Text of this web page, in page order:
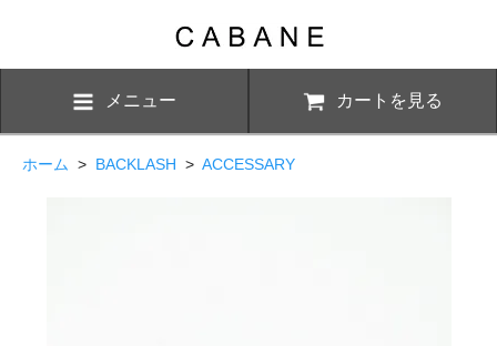
メニュー カートを見る
ホーム > BACKLASH > ACCESSARY